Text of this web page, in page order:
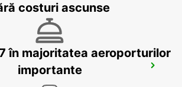
costuri ascunse
în majoritatea aeroporturilor
importante